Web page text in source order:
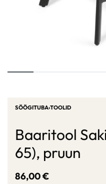
SÖÖGITUBA›TOOLID
Baaritool
65), pruun
86,00€